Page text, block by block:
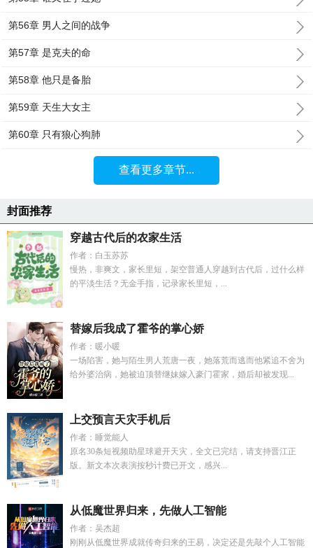
第56章 男人之间的战争
第57章 是克夫的命
第58章 他只是备胎
第59章 天生大女主
第60章 只有狼心狗肺
查看更多章节...
封面推荐
穿越古代后的农家生活
作者：白玉苏苏
慢热，非爽文，家长里短，架空普通人穿越到古代后，过什么样
的平淡生活？无金手指，记录家长里短，...
替嫁后我成了霍爷的掌心娇
作者：暖小暖
一场陷害，她与陌生男人荒唐一夜，她落荒而逃而他紧追不舍为
给外婆治病，她被迫顶替继妹嫁入豪门霍家，婚后却被发现...
上交预言天灾手机后
作者：睡觉能人
原名30条短视频助星球避开天灾，全文已完结，请支持晋江正
版。新文本次表演按秒计费已开文，感兴...
从低魔世界归来，先做人工智能
作者：吴杰超
刚刚从低魔世界成就传奇归来的王易，决定还是先敲个人工智能